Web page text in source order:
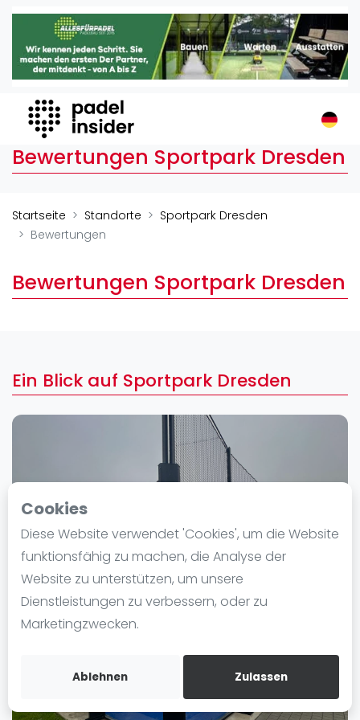
Cookies
Diese Website verwendet 'Cookies', um die Website
funktionsfähig zu machen, die Analyse der
Website zu unterstützen, um unsere
Dienstleistungen zu verbessern, oder zu
Marketingzwecken.
Ablehnen Zulassen
Padel Insider
Home
Organisationen
Buchungssysteme
Padel-Shops
Padelplatzbauer
Verschiedenes
Turniere
Ranking
FIP Frauen
Blog
Die Geschichte von Padel
Regeln und Punktzählung
Padel Schläge
Video
Bewertungen Sportpark Dresden
Startseite Standorte
Sportpark Dresden
Bewertungen
Bewertungen Sportpark Dresden
Ein Blick auf Sportpark Dresden